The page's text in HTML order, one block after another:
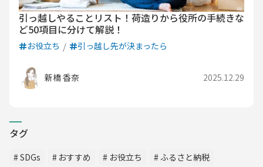
引っ越しやることリスト！荷造りから役所の手続きな
ど50項目に分けて解説！
お役立ち 引っ越し先が決まったら
新橋 香奈 2025.12.29
タグ
SDGs おすすめ お役立ち
ふるさと納税